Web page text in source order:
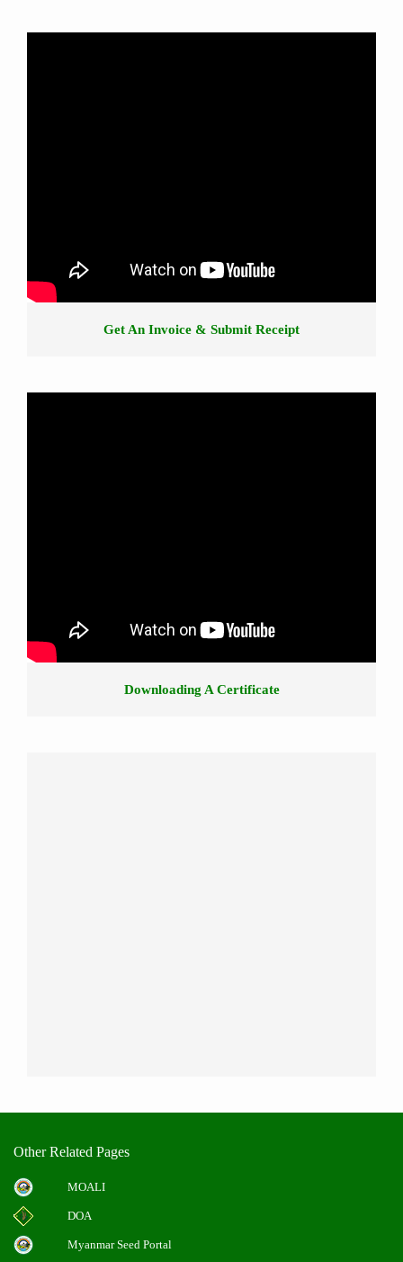
Get An Invoice & Submit Receipt
Downloading A Certificate
Other Related Pages
MOALI
DOA
Myanmar Seed Portal